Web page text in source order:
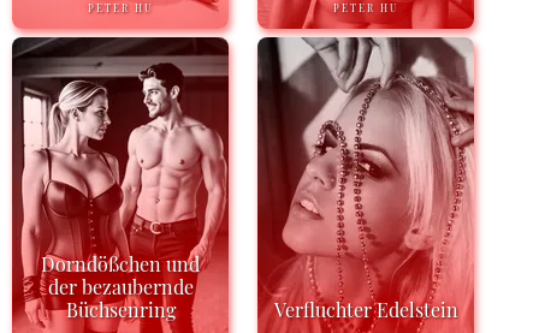
PETER HU PETER HU
Dorndößchen und
der bezaubernde
Büchsenring
Verfluchter Edelstein